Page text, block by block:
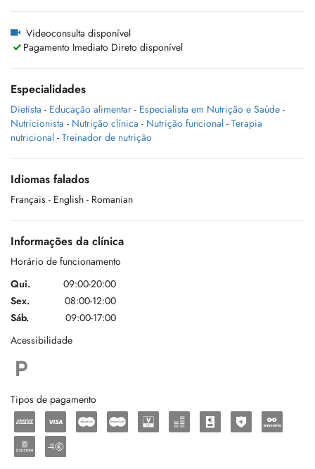
Videoconsulta disponível
Pagamento Imediato Direto disponível
Especialidades
Dietista - Educação alimentar - Especialista em Nutrição e Saúde -
Nutricionista - Nutrição clínica - Nutrição funcional - Terapia
nutricional - Treinador de nutrição
Idiomas falados
Français - English - Romanian
Informações da clínica
Horário de funcionamento
Qui.
09:00-20:00
Sex.
08:00-12:00
Sáb.
09:00-17:00
Acessibilidade
Tipos de pagamento